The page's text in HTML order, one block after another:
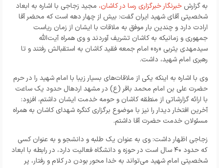
به گزارش خبرنگار خبرگزاری رسا در کاشان، مجید زجاجی با اشاره به ابعاد
شخصیتی آقای شهید ایران گفت: بیش از چهار دهه است که محضر آقا
ارادت دارد و چندین بار موفق به ملاقات با ایشان از زمان ریاست
جمهوری و زمانیکه به کاشان تشریف آوردند و وی همراه آیت‌الله
سیدمهدی یثربی «ره» امام جمعه فقید کاشان به استقبالش رفتند و تا
رهبری امام شهید، داشت.
وی با اشاره به اینکه یکی از ملاقات‌های بسیار زیبا با امام شهید را در حرم
حضرت علی بن امام محمد باقر (ع) در مشهد اردهال حدود یک ساعت
با ارائه گزارشاتی از منطقه کاشان و حومه خدمت ایشان داشتم، افزود:
آخرین افتخار دیدار را نیز با موضوع برگزاری کنگره شهدای کاشان به همراه
مسئولان خدمت حضرت آقا داشتم.
زجاجی اظهار داشت: وی به عنوان یک طلبه و دانشجو و به عنوان کسی
که حدود ۴۰ سال است در حوزه و دانشگاه فعالیت دارد، در رابطه با ابعاد
شخصیتی امام شهید می‌تواند به خدا محور بودن در کلام و رفتار، پر